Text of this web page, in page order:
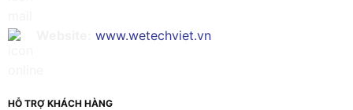
www.wetechviet.vn
HỖ TRỢ KHÁCH HÀNG